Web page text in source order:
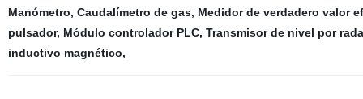
Manómetro, Caudalímetro de gas, Medidor de verdadero valor
pulsador, Módulo controlador PLC, Transmisor de nivel por
inductivo magnético,